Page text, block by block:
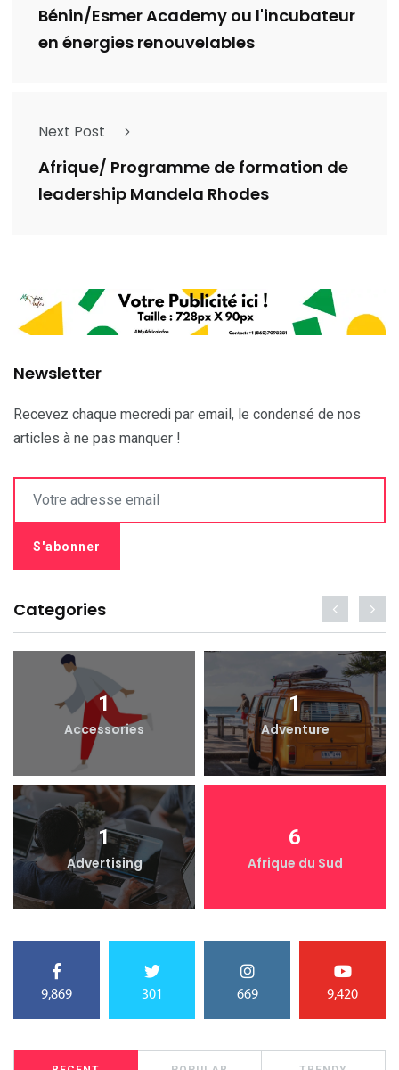
Bénin/Esmer Academy ou l'incubateur
en énergies renouvelables
Next Post
Afrique/ Programme de formation de
leadership Mandela Rhodes
Newsletter
Recevez chaque mecredi par email, le condensé de nos
articles à ne pas manquer !
Categories
1
Accessories
1
Adventure
1
Advertising
6
Afrique du Sud
9,869 301 669 9,420